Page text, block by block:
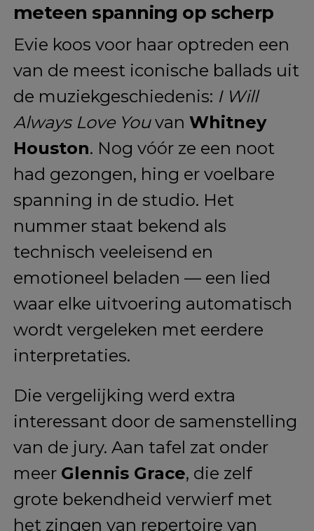
meteen spanning op scherp
Evie koos voor haar optreden een
van de meest iconische ballads uit
de muziekgeschiedenis: I Will
Always Love Youvan Whitney
Houston. Nog vóór ze een noot
had gezongen, hing er voelbare
spanning in de studio. Het
nummer staat bekend als
technisch veeleisend en
emotioneel beladen — een lied
waar elke uitvoering automatisch
wordt vergeleken met eerdere
interpretaties.
Die vergelijking werd extra
interessant door de samenstelling
van de jury. Aan tafel zat onder
meer Glennis Grace, die zelf
grote bekendheid verwierf met
het zingen van repertoire van